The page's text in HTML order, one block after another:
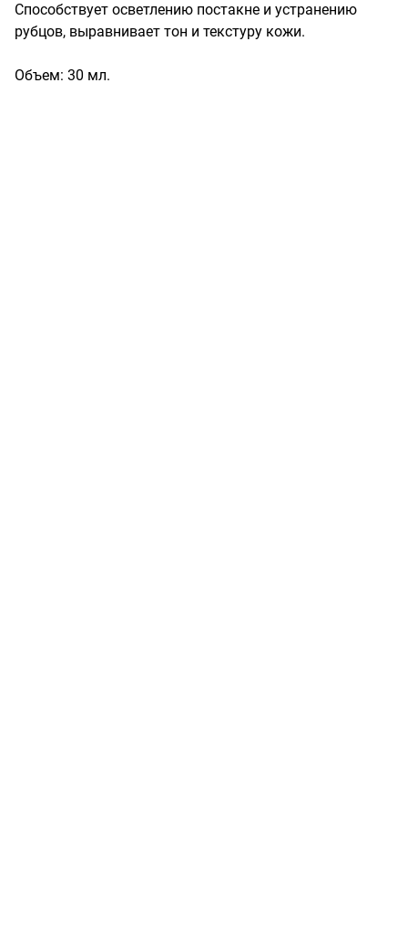
Способствует осветлению постакне и устранению
рубцов, выравнивает тон и текстуру кожи.
Объем: 30 мл.